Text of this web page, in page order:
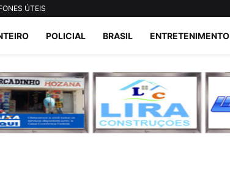
ÚTEIS
POLICIAL BRASIL ENTRETENIMENTO